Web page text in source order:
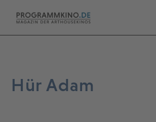
Hür Adam